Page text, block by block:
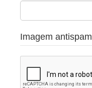
Imagem antispam